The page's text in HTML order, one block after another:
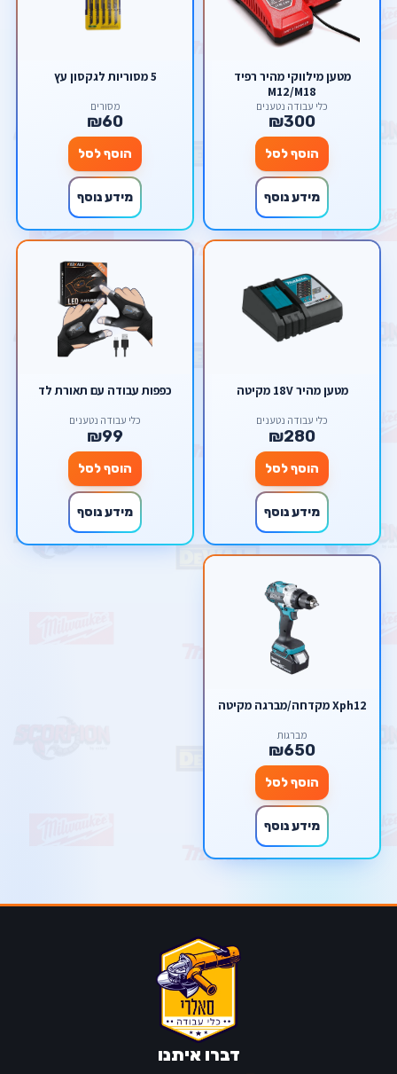
מטען מילווקי מהיר רפיד
M12/M18
כלי עבודה נטענים
₪300
הוסף לסל
מידע נוסף
5 מסוריות לגקסון עץ
מסורים
₪60
הוסף לסל
מידע נוסף
מטען מהיר 18V מקיטה
כלי עבודה נטענים
₪280
הוסף לסל
מידע נוסף
כפפות עבודה עם תאורת לד
כלי עבודה נטענים
₪99
הוסף לסל
מידע נוסף
Xph12 מקדחה/מברגה מקיטה
מברגות
₪650
הוסף לסל
מידע נוסף
דברו איתנו